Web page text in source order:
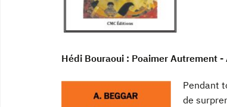
Hédi Bouraoui : Poaimer Autrement
Pendant
de